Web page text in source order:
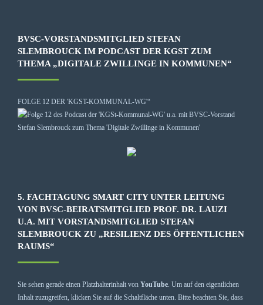
BVSC-VORSTANDSMITGLIED STEFAN
SLEMBROUCK IM PODCAST DER KGST ZUM
THEMA „DIGITALE ZWILLINGE IN KOMMUNEN“
FOLGE 12 DER 'KGST-KOMMUNAL-WG'“
5. FACHTAGUNG SMART CITY UNTER LEITUNG
VON BVSC-BEIRATSMITGLIED PROF. DR. LAUZI
U.A. MIT VORSTANDSMITGLIED STEFAN
SLEMBROUCK ZU „RESILIENZ DES ÖFFENTLICHEN
RAUMS“
Sie sehen gerade einen Platzhalterinhalt von YouTube . Um auf den eigentlichen
Inhalt zuzugreifen, klicken Sie auf die Schaltfläche unten. Bitte beachten Sie, dass